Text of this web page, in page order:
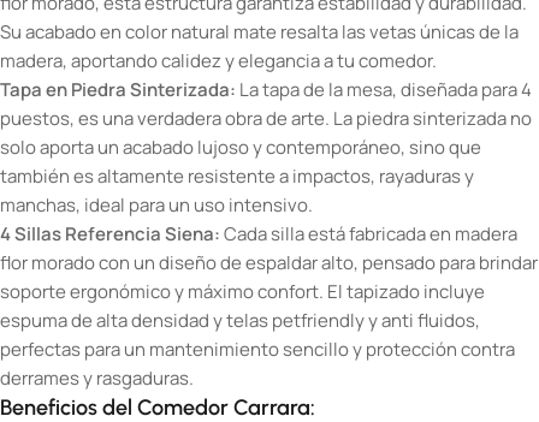
Su acabado en color natural mate resalta las vetas únicas de la
madera, aportando calidez y elegancia a tu comedor.
Tapa en Piedra Sinterizada: La tapa de la mesa, diseñada para 4
puestos, es una verdadera obra de arte. La piedra sinterizada no
solo aporta un acabado lujoso y contemporáneo, sino que
también es altamente resistente a impactos, rayaduras y
manchas, ideal para un uso intensivo.
4 Sillas Referencia Siena:Cada silla está fabricada en madera
flor morado con un diseño de espaldar alto, pensado para brindar
soporte ergonómico y máximo confort. El tapizado incluye
espuma de alta densidad y telas petfriendly y anti fluidos,
perfectas para un mantenimiento sencillo y protección contra
derrames y rasgaduras.
Beneficios del Comedor Carrara: